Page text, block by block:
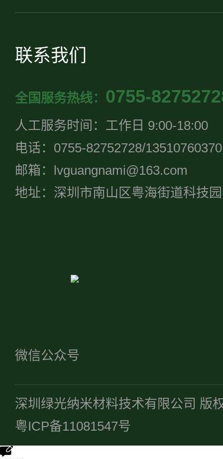
联系我们
全国服务热线： 0755-
人工服务时间：工作日 9:00-18:00
电话：0755-82752728/13510760370
邮箱：lvguangnami@163.com
地址：深圳市南山区粤海街道科技
微信公众号
深圳绿光纳米材料技术有限公司 版
粤ICP备11081547号